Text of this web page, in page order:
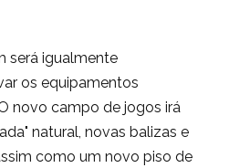
será igualmente
os equipamentos
novo campo de jogos irá
natural, novas balizas e
como um novo piso de